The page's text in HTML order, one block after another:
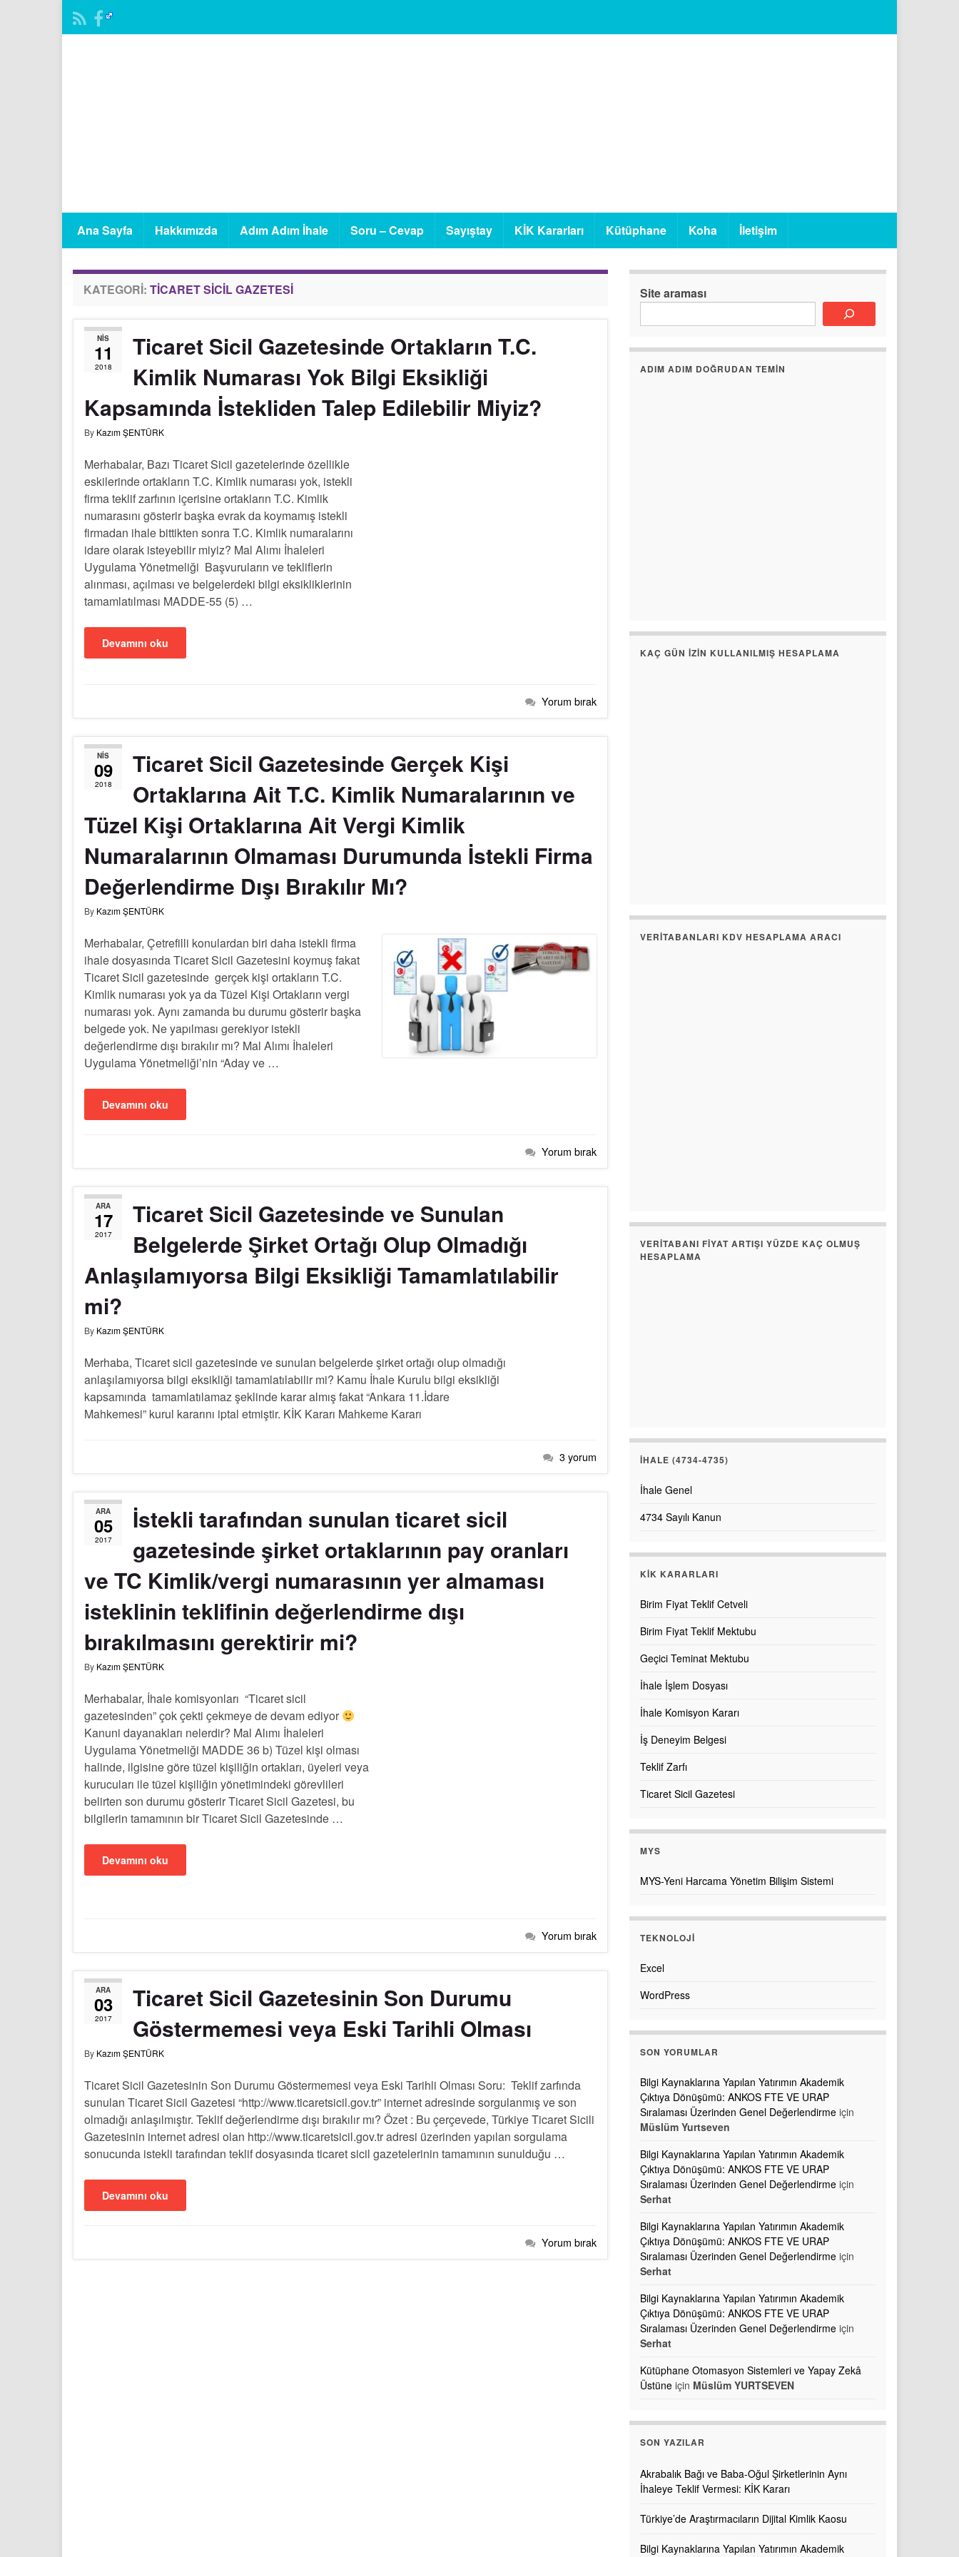
Ana Sayfa Hakkımızda Adım Adım İhale Soru – Cevap Sayıştay KİK Kararları Kütüphane Koha İletişim
KATEGORI: TICARET SICIL GAZETESI
NIS
11
2018
Ticaret Sicil Gazetesinde Ortakların T.C.
Kimlik Numarası Yok Bilgi Eksikliği
Kapsamında İstekliden Talep Edilebilir Miyiz?
By Kazım ŞENTÜRK
Merhabalar, Bazı Ticaret Sicil gazetelerinde özellikle
eskilerinde ortakların T.C. Kimlik numarası yok, istekli
firma teklif zarfının içerisine ortakların T.C. Kimlik
numarasını gösterir başka evrak da koymamış istekli
firmadan ihale bittikten sonra T.C. Kimlik numaralarını
idare olarak isteyebilir miyiz? Mal Alımı İhaleleri
Uygulama Yönetmeliği Başvuruların ve tekliflerin
alınması, açılması ve belgelerdeki bilgi eksikliklerinin
tamamlatılması MADDE-55 (5) …
Devamını oku
Yorum bırak
NIS
09
2018
Ticaret Sicil Gazetesinde Gerçek Kişi
Ortaklarına Ait T.C. Kimlik Numaralarının ve
Tüzel Kişi Ortaklarına Ait Vergi Kimlik
Numaralarının Olmaması Durumunda İstekli Firma
Değerlendirme Dışı Bırakılır Mı?
By Kazım ŞENTÜRK
Merhabalar, Çetrefilli konulardan biri daha istekli firma
ihale dosyasında Ticaret Sicil Gazetesini koymuş fakat
Ticaret Sicil gazetesinde gerçek kişi ortakların T.C.
Kimlik numarası yok ya da Tüzel Kişi Ortakların vergi
numarası yok. Aynı zamanda bu durumu gösterir başka
belgede yok. Ne yapılması gerekiyor istekli
değerlendirme dışı bırakılır mı? Mal Alımı İhaleleri
Uygulama Yönetmeliği’nin “Aday ve …
Devamını oku
Yorum bırak
ARA
17
2017
Ticaret Sicil Gazetesinde ve Sunulan
Belgelerde Şirket Ortağı Olup Olmadığı
Anlaşılamıyorsa Bilgi Eksikliği Tamamlatılabilir
mi?
By Kazım ŞENTÜRK
Merhaba, Ticaret sicil gazetesinde ve sunulan belgelerde şirket ortağı olup olmadığı
anlaşılamıyorsa bilgi eksikliği tamamlatılabilir mi? Kamu İhale Kurulu bilgi eksikliği
kapsamında tamamlatılamaz şeklinde karar almış fakat “Ankara 11.İdare
Mahkemesi” kurul kararını iptal etmiştir. KİK Kararı Mahkeme Kararı
3 yorum
ARA
05
2017
İstekli tarafından sunulan ticaret sicil
gazetesinde şirket ortaklarının pay oranları
ve TC Kimlik/vergi numarasının yer almaması
isteklinin teklifinin değerlendirme dışı
bırakılmasını gerektirir mi?
By Kazım ŞENTÜRK
Merhabalar, İhale komisyonları “Ticaret sicil
gazetesinden” çok çekti çekmeye de devam ediyor
Kanuni dayanakları nelerdir? Mal Alımı İhaleleri
Uygulama Yönetmeliği MADDE 36 b) Tüzel kişi olması
halinde, ilgisine göre tüzel kişiliğin ortakları, üyeleri veya
kurucuları ile tüzel kişiliğin yönetimindeki görevlileri
belirten son durumu gösterir Ticaret Sicil Gazetesi, bu
bilgilerin tamamının bir Ticaret Sicil Gazetesinde …
Devamını oku
Yorum bırak
ARA
03
2017
Ticaret Sicil Gazetesinin Son Durumu
Göstermemesi veya Eski Tarihli Olması
By Kazım ŞENTÜRK
Ticaret Sicil Gazetesinin Son Durumu Göstermemesi veya Eski Tarihli Olması Soru: Teklif zarfında
sunulan Ticaret Sicil Gazetesi “http://www.ticaretsicil.gov.tr” internet adresinde sorgulanmış ve son
olmadığı anlaşılmıştır. Teklif değerlendirme dışı bırakılır mı? Özet : Bu çerçevede, Türkiye Ticaret Sicili
Gazetesinin internet adresi olan http://www.ticaretsicil.gov.tr adresi üzerinden yapılan sorgulama
sonucunda istekli tarafından teklif dosyasında ticaret sicil gazetelerinin tamamının sunulduğu …
Devamını oku
Yorum bırak
Site araması
ADIM ADIM DOĞRUDAN TEMIN
KAÇ GÜN İZIN KULLANILMIŞ HESAPLAMA
VERITABANLARI KDV HESAPLAMA ARACI
VERITABANI FIYAT ARTIŞI YÜZDE KAÇ OLMUŞ
HESAPLAMA
İHALE (4734-4735)
İhale Genel
4734 Sayılı Kanun
KİK KARARLARI
Birim Fiyat Teklif Cetveli
Birim Fiyat Teklif Mektubu
Geçici Teminat Mektubu
İhale İşlem Dosyası
İhale Komisyon Kararı
İş Deneyim Belgesi
Teklif Zarfı
Ticaret Sicil Gazetesi
MYS
MYS-Yeni Harcama Yönetim Bilişim Sistemi
TEKNOLOJI
Excel
WordPress
SON YORUMLAR
Bilgi Kaynaklarına Yapılan Yatırımın Akademik
Çıktıya Dönüşümü: ANKOS FTE VE URAP
Sıralaması Üzerinden Genel Değerlendirme için
Müslüm Yurtseven
Bilgi Kaynaklarına Yapılan Yatırımın Akademik
Çıktıya Dönüşümü: ANKOS FTE VE URAP
Sıralaması Üzerinden Genel Değerlendirme için
Serhat
Bilgi Kaynaklarına Yapılan Yatırımın Akademik
Çıktıya Dönüşümü: ANKOS FTE VE URAP
Sıralaması Üzerinden Genel Değerlendirme için
Serhat
Bilgi Kaynaklarına Yapılan Yatırımın Akademik
Çıktıya Dönüşümü: ANKOS FTE VE URAP
Sıralaması Üzerinden Genel Değerlendirme için
Serhat
Kütüphane Otomasyon Sistemleri ve Yapay Zekâ
Üstüne için Müslüm YURTSEVEN
SON YAZILAR
Akrabalık Bağı ve Baba-Oğul Şirketlerinin Aynı
İhaleye Teklif Vermesi: KİK Kararı
Türkiye’de Araştırmacıların Dijital Kimlik Kaosu
Bilgi Kaynaklarına Yapılan Yatırımın Akademik